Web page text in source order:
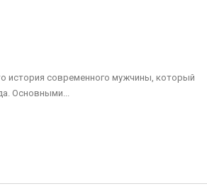
история современного мужчины, который
Основными...